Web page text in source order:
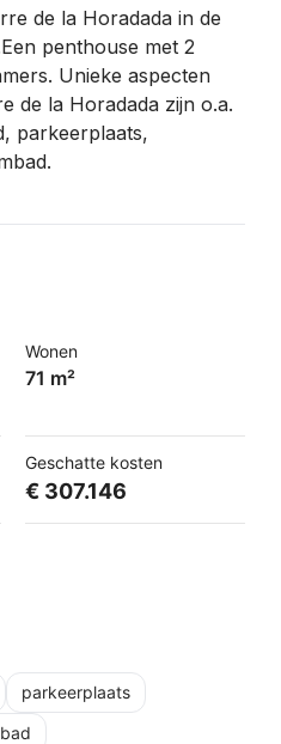
de la Horadada in de
penthouse met 2
Unieke aspecten
de la Horadada zijn o.a.
parkeerplaats,
Wonen
71 m²
Geschatte kosten
€ 307.146
parkeerplaats